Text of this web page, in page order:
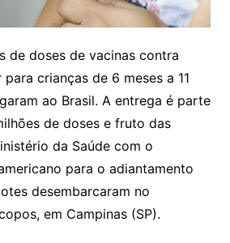
de doses de vacinas contra
crianças de 6 meses a 11
ao Brasil. A entrega é parte
de doses e fruto das
da Saúde com o
para o adiantamento
desembarcaram no
em Campinas (SP).